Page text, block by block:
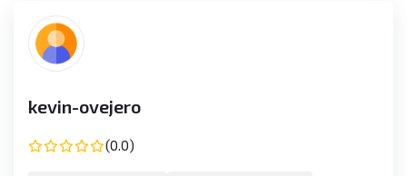
kevin-ovejero
(0.0)